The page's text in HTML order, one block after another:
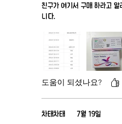
친구가 여기서 구매 하라고 알
니다.
도움이 되셨나요?
차태차태 7월 19일